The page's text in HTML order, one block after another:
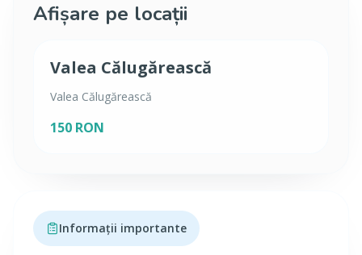
Afișare pe locații
Valea Călugărească
Valea Călugărească
150 RON
Informații importante